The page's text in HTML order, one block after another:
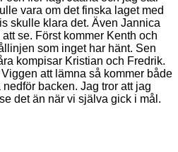
vara om det finska laget med
skulle klara det. Även Jannica
se. Först kommer Kenth och
som inget har hänt. Sen
kompisar Kristian och Fredrik.
att lämna så kommer både
backen. Jag tror att jag
det än när vi själva gick i mål.